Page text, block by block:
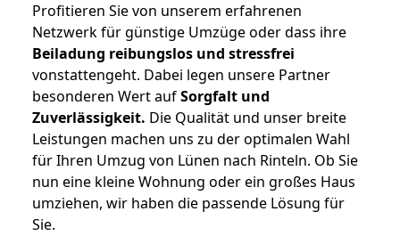
Profitieren Sie von unserem erfahrenen
Netzwerk für günstige Umzüge oder dass ihre
Beiladung reibungslos und stressfrei
vonstattengeht. Dabei legen unsere Partner
besonderen Wert aufSorgfalt und
Zuverlässigkeit. Die Qualität und unser breite
Leistungen machen uns zu der optimalen Wahl
für Ihren Umzug von Lünen nach Rinteln. Ob Sie
nun eine kleine Wohnung oder ein großes Haus
umziehen, wir haben die passende Lösung für
Sie.